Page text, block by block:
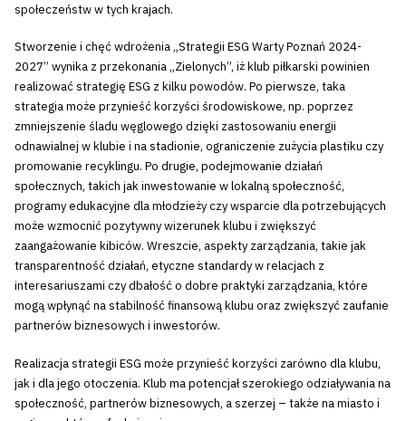
społeczeństw w tych krajach.
Stworzenie i chęć wdrożenia „Strategii ESG Warty Poznań 2024-
2027” wynika z przekonania „Zielonych”, iż klub piłkarski powinien
realizować strategię ESG z kilku powodów. Po pierwsze, taka
strategia może przynieść korzyści środowiskowe, np. poprzez
zmniejszenie śladu węglowego dzięki zastosowaniu energii
odnawialnej w klubie i na stadionie, ograniczenie zużycia plastiku czy
promowanie recyklingu. Po drugie, podejmowanie działań
społecznych, takich jak inwestowanie w lokalną społeczność,
programy edukacyjne dla młodzieży czy wsparcie dla potrzebujących
może wzmocnić pozytywny wizerunek klubu i zwiększyć
zaangażowanie kibiców. Wreszcie, aspekty zarządzania, takie jak
transparentność działań, etyczne standardy w relacjach z
interesariuszami czy dbałość o dobre praktyki zarządzania, które
mogą wpłynąć na stabilność finansową klubu oraz zwiększyć zaufanie
partnerów biznesowych i inwestorów.
Realizacja strategii ESG może przynieść korzyści zarówno dla klubu,
jak i dla jego otoczenia. Klub ma potencjał szerokiego odziaływania na
społeczność, partnerów biznesowych, a szerzej – także na miasto i